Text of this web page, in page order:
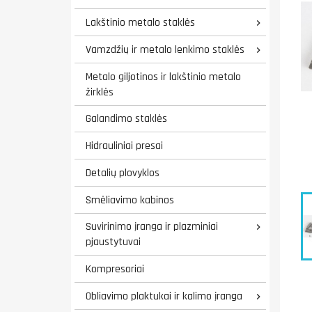
Lakštinio metalo staklės 
Vamzdžių ir metalo lenkimo staklės 
Metalo giljotinos ir lakštinio metalo
žirklės
Galandimo staklės
Hidrauliniai presai
Detalių plovyklos
Smėliavimo kabinos
Suvirinimo įranga ir plazminiai
pjaustytuvai

Kompresoriai
Obliavimo plaktukai ir kalimo įranga
